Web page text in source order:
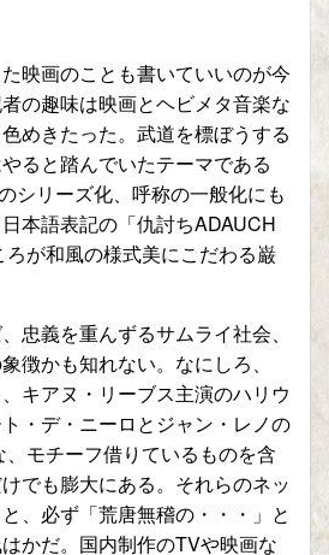
映画のことも書いていいのが今
の趣味は映画とヘビメタ音楽な
めきたった。武道を標ぼうする
ると踏んでいたテーマである
シリーズ化、呼称の一般化にも
本語表記の「仇討ちADAUCH
が和風の様式美にこだわる巌
忠義を重んずるサムライ社会、
徴かも知れない。なにしろ、
キアヌ・リーブス主演のハリウ
・デ・ニーロとジャン・レノの
、モチーフ借りているものを含
でも膨大にある。それらのネッ
、必ず「荒唐無稽の・・・」と
かだ。国内制作のTVや映画な